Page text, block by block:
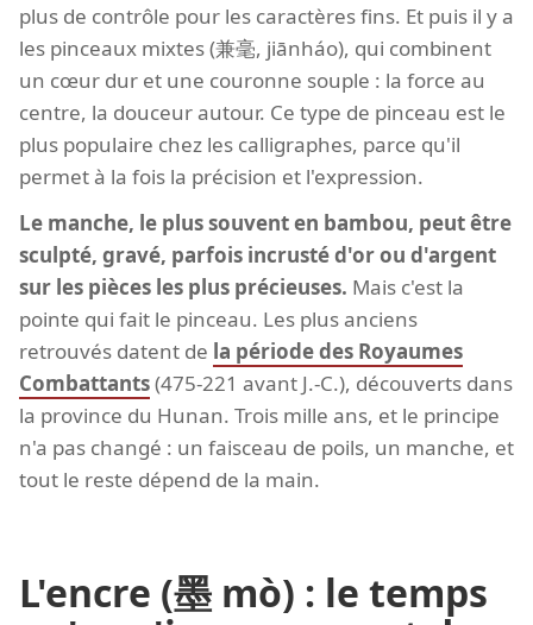
plus de contrôle pour les caractères fins. Et puis il y a
les pinceaux mixtes (兼毫, jiānháo), qui combinent
un cœur dur et une couronne souple : la force au
centre, la douceur autour. Ce type de pinceau est le
plus populaire chez les calligraphes, parce qu'il
permet à la fois la précision et l'expression.
Le manche, le plus souvent en bambou, peut être
sculpté, gravé, parfois incrusté d'or ou d'argent
sur les pièces les plus précieuses. Mais c'est la
pointe qui fait le pinceau. Les plus anciens
retrouvés datent de la période des Royaumes
Combattants(475-221 avant J.-C.), découverts dans
la province du Hunan. Trois mille ans, et le principe
n'a pas changé : un faisceau de poils, un manche, et
tout le reste dépend de la main.
L'encre (墨 mò) : le temps